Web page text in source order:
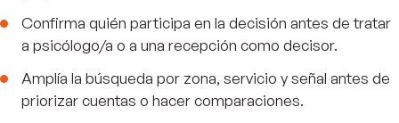
Confirma quién participa en la decisión antes de tratar
a psicólogo/a o a una recepción como decisor.
Amplía la búsqueda por zona, servicio y señal antes de
priorizar cuentas o hacer comparaciones.